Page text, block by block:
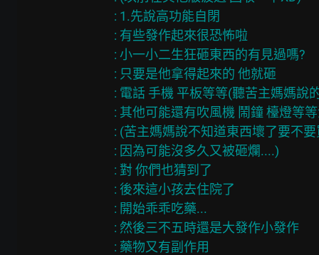
: 1.先說高功能自閉
: 有些發作起來很恐怖啦
: 小一小二生狂砸東西的有見過嗎?
: 只要是他拿得起來的 他就砸
: 電話 手機 平板等等(聽苦主媽媽說
: 其他可能還有吹風機 鬧鐘 檯燈等
: (苦主媽媽說不知道東西壞了要不
: 因為可能沒多久又被砸爛....)
: 對 你們也猜到了
: 後來這小孩去住院了
: 開始乖乖吃藥...
: 然後三不五時還是大發作小發作
: 藥物又有副作用